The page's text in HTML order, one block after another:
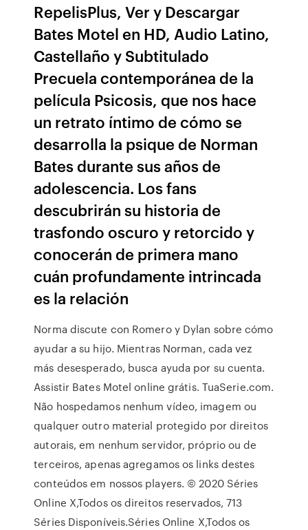
RepelisPlus, Ver y Descargar
Bates Motel en HD, Audio Latino,
Castellaño y Subtitulado
Precuela contemporánea de la
película Psicosis, que nos hace
un retrato íntimo de cómo se
desarrolla la psique de Norman
Bates durante sus años de
adolescencia. Los fans
descubrirán su historia de
trasfondo oscuro y retorcido y
conocerán de primera mano
cuán profundamente intrincada
es la relación
Norma discute con Romero y Dylan sobre cómo
ayudar a su hijo. Mientras Norman, cada vez
más desesperado, busca ayuda por su cuenta.
Assistir Bates Motel online grátis. TuaSerie.com.
Não hospedamos nenhum vídeo, imagem ou
qualquer outro material protegido por direitos
autorais, em nenhum servidor, próprio ou de
terceiros, apenas agregamos os links destes
conteúdos em nossos players. © 2020 Séries
Online X,Todos os direitos reservados, 713
Séries Disponíveis.Séries Online X,Todos os